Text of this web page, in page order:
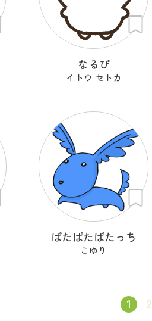
なるぴ
イトウ セトカ
ぱたぱたぱたっち
こゆり
1 2